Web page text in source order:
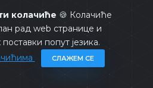
колачиће 🍪 Колачиће
рад web странице и
попут језика.
СЛАЖЕМ СЕ
za izbjeglice i raseljena lica
2-P283/07 od 10. aprila 2007.
izvršenja Ministarstva za
Banjaluka broj I-08-1447/02